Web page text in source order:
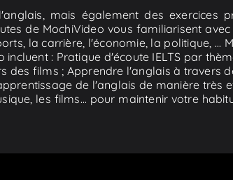
mais également des exercices
de MochiVideo vous familiarisent
la carrière, l'économie, la politique,
: Pratique d'écoute IELTS par
films ; Apprendre l'anglais à travers
de l'anglais de manière très
les films... pour maintenir votre